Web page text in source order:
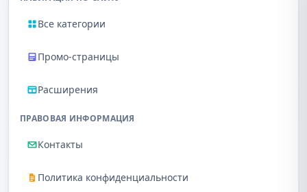
Все категории
Промо-страницы
Расширения
ПРАВОВАЯ ИНФОРМАЦИЯ
Контакты
Политика конфиденциальности